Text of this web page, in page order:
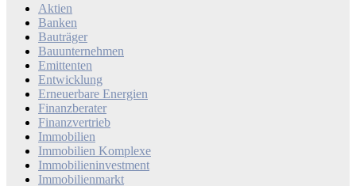
Aktien
Banken
Bauträger
Bauunternehmen
Emittenten
Entwicklung
Erneuerbare Energien
Finanzberater
Finanzvertrieb
Immobilien
Immobilien Komplexe
Immobilieninvestment
Immobilienmarkt